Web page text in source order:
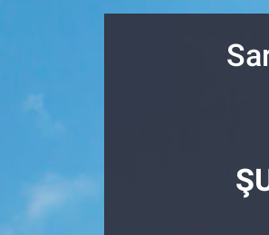
Trafik Durumu
Süper Lig Puan Durumu ve